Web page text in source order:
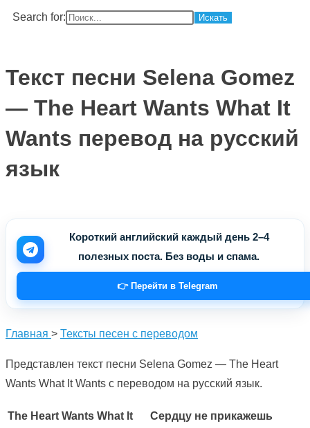
сайте
Search for:
Текст песни Selena Gomez
— The Heart Wants What It
Wants перевод на русский
язык
Короткий английский каждый день 2–4
полезных поста. Без воды и спама.
👉 Перейти в Telegram
Главная > Тексты песен с переводом
Представлен текст песни Selena Gomez — The Heart
Wants What It Wants с переводом на русский язык.
The Heart Wants What It
Сердцу не прикажешь